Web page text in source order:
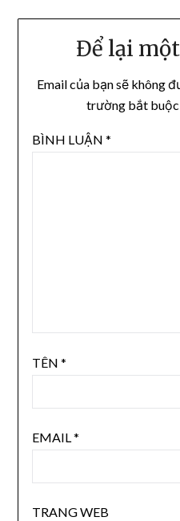
Để lại
Email của bạn sẽ không
trường bắt
BÌNH LUẬN *
TÊN *
EMAIL*
TRANG WEB